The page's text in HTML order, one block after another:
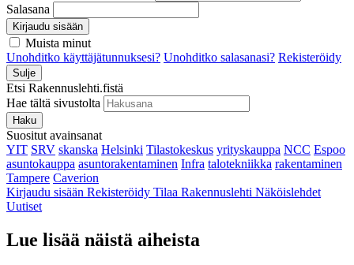
Salasana
Kirjaudu sisään
Muista minut
Unohditko käyttäjätunnuksesi? Unohditko salasanasi? Rekisteröidy
Sulje
Etsi Rakennuslehti.fistä
Hae tältä sivustolta
Haku
Suositut avainsanat
YIT SRV skanska Helsinki Tilastokeskus yrityskauppa NCC Espoo
asuntokauppa asuntorakentaminen Infra talotekniikka rakentaminen
Tampere Caverion
Kirjaudu sisään Rekisteröidy Tilaa Rakennuslehti Näköislehdet
Uutiset
Lue lisää näistä aiheista